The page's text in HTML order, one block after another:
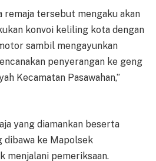
remaja tersebut mengaku akan
konvoi keliling kota dengan
sambil mengayunkan
penyerangan ke geng
Kecamatan Pasawahan,”
yang diamankan beserta
dibawa ke Mapolsek
menjalani pemeriksaan.